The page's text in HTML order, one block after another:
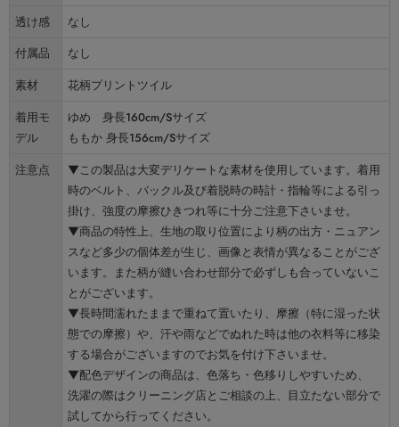
透け感
なし
付属品
なし
素材
花柄プリントツイル
着用モ
デル
ゆめ 身長160cm/Sサイズ
ももか 身長156cm/Sサイズ
注意点
▼この製品は大変デリケートな素材を使用しています。着用
時のベルト、バックル及び着脱時の時計・指輪等による引っ
掛け、強度の摩擦ひきつれ等に十分ご注意下さいませ。
▼商品の特性上、生地の取り位置により柄の出方・ニュアン
スなど多少の個体差が生じ、画像と表情が異なることがござ
います。また柄が縫い合わせ部分で必ずしも合っていないこ
とがございます。
▼長時間濡れたままで重ねて置いたり、摩擦（特に湿った状
態での摩擦）や、汗や雨などでぬれた時は他の衣料等に移染
する場合がございますのでお気を付け下さいませ。
▼配色デザインの商品は、色落ち・色移りしやすいため、
洗濯の際はクリーニング店とご相談の上、目立たない部分で
試してから行ってください。